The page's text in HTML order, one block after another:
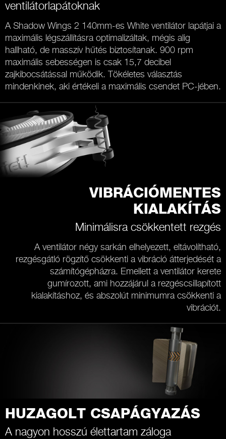
ventilátorlapátoknak
A Shadow Wings 2 140mm-es White ventilátor lapátjai a
maximális légszállításra optimalizáltak, mégis alig
hallható, de masszív hűtés biztosítanak. 900 rpm
maximális sebességen is csak 15,7 decibel
zajkibocsátással működik. Tökéletes választás
mindenkinek, aki értékeli a maximális csendet PC-jében.
VIBRÁCIÓMENTES
KIALAKÍTÁS
Minimálisra csökkentett rezgés
A ventilátor négy sarkán elhelyezett, eltávolítható,
rezgésgátló rögzítő csökkenti a vibráció átterjedését a
számítógépházra. Emellett a ventilátor kerete
gumírozott, ami hozzájárul a rezgéscsillapított
kialakításhoz, és abszolút minimumra csökkenti a
vibrációt.
HUZAGOLT CSAPÁGYAZÁS
A nagyon hosszú élettartam záloga